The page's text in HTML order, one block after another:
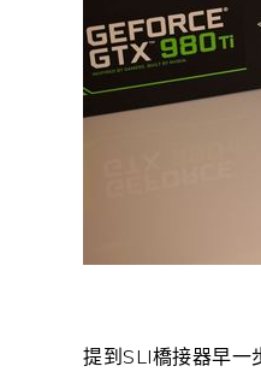
提到SLI橋接器早一